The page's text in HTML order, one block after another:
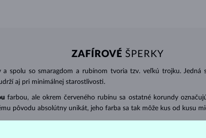
ZAFÍROVÉ ŠPERKY
a spolu so smaragdom a rubínom tvoria tzv. veľkú trojku. Jedná
aj pri minimálnej starostlivosti.
farbou, ale okrem červeného rubínu sa ostatné korundy
pôvodu absolútny unikát, jeho farba sa tak môže kus od kusu